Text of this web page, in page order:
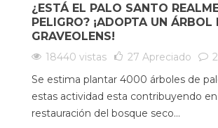
¿ESTÁ EL PALO SANTO
PELIGRO? ¡ADOPTA UN ÁRBOL
GRAVEOLENS!
18440 vistas 27 Apreciado
Se estima plantar 4000 árboles de
estas actividad esta contribuyendo en
restauración del bosque seco...